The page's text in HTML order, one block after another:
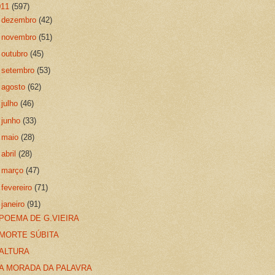
(597)
dezembro(42)
novembro(51)
outubro(45)
setembro(53)
agosto(62)
julho(46)
junho(33)
maio(28)
abril(28)
março(47)
fevereiro(71)
janeiro(91)
DE G.VIEIRA
SÚBITA
MORADA DA PALAVRA